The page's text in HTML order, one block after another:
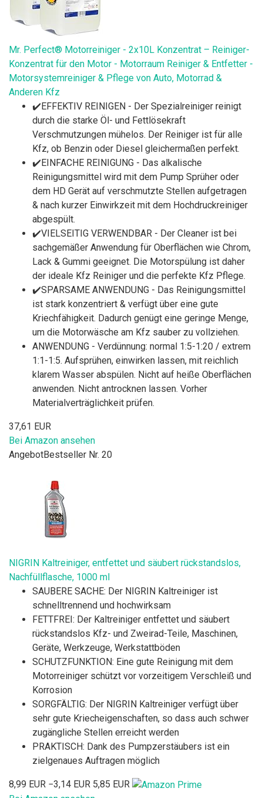
Mr. Perfect® Motorreiniger - 2x10L Konzentrat – Reiniger-
Konzentrat für den Motor - Motorraum Reiniger & Entfetter -
Motorsystemreiniger & Pflege von Auto, Motorrad &
Anderen Kfz
✔️EFFEKTIV REINIGEN - Der Spezialreiniger reinigt
durch die starke Öl- und Fettlösekraft
Verschmutzungen mühelos. Der Reiniger ist für alle
Kfz, ob Benzin oder Diesel gleichermaßen perfekt.
✔️EINFACHE REINIGUNG - Das alkalische
Reinigungsmittel wird mit dem Pump Sprüher oder
dem HD Gerät auf verschmutzte Stellen aufgetragen
& nach kurzer Einwirkzeit mit dem Hochdruckreiniger
abgespült.
✔️VIELSEITIG VERWENDBAR - Der Cleaner ist bei
sachgemäßer Anwendung für Oberflächen wie Chrom,
Lack & Gummi geeignet. Die Motorspülung ist daher
der ideale Kfz Reiniger und die perfekte Kfz Pflege.
✔️SPARSAME ANWENDUNG - Das Reinigungsmittel
ist stark konzentriert & verfügt über eine gute
Kriechfähigkeit. Dadurch genügt eine geringe Menge,
um die Motorwäsche am Kfz sauber zu vollziehen.
ANWENDUNG - Verdünnung: normal 1:5-1:20 / extrem
1:1-1:5. Aufsprühen, einwirken lassen, mit reichlich
klarem Wasser abspülen. Nicht auf heiße Oberflächen
anwenden. Nicht antrocknen lassen. Vorher
Materialverträglichkeit prüfen.
37,61 EUR
Bei Amazon ansehen
AngebotBestseller Nr. 20
NIGRIN Kaltreiniger, entfettet und säubert rückstandslos,
Nachfüllflasche, 1000 ml
SAUBERE SACHE: Der NIGRIN Kaltreiniger ist
schnelltrennend und hochwirksam
FETTFREI: Der Kaltreiniger entfettet und säubert
rückstandslos Kfz- und Zweirad-Teile, Maschinen,
Geräte, Werkzeuge, Werkstattböden
SCHUTZFUNKTION: Eine gute Reinigung mit dem
Motorreiniger schützt vor vorzeitigem Verschleiß und
Korrosion
SORGFÄLTIG: Der NIGRIN Kaltreiniger verfügt über
sehr gute Kriecheigenschaften, so dass auch schwer
zugängliche Stellen erreicht werden
PRAKTISCH: Dank des Pumpzerstäubers ist ein
zielgenaues Auftragen möglich
8,99 EUR −3,14 EUR 5,85 EUR